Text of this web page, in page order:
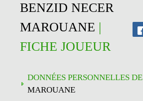
BENZID NECER
MAROUANE |
FICHE JOUEUR
DONNÉES PERSONNELLES DE
MAROUANE